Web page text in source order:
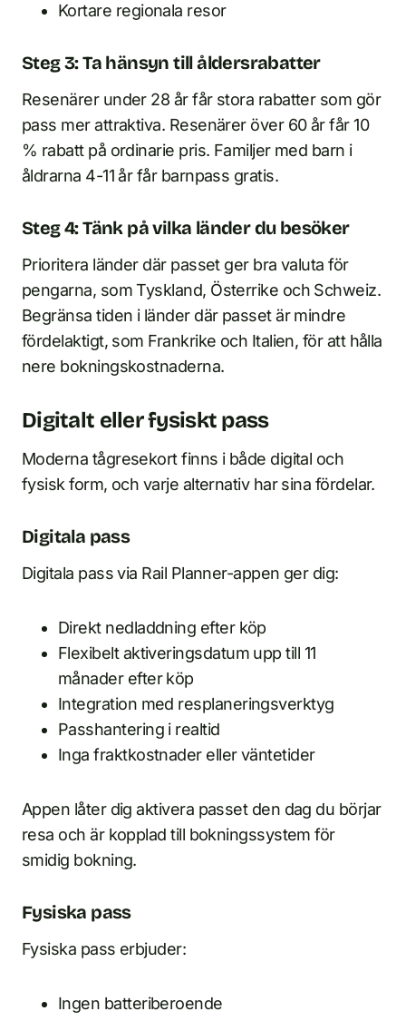
Kortare regionala resor
Steg 3: Ta hänsyn till åldersrabatter
Resenärer under 28 år får stora rabatter som gör
pass mer attraktiva. Resenärer över 60 år får 10
% rabatt på ordinarie pris. Familjer med barn i
åldrarna 4-11 år får barnpass gratis.
Steg 4: Tänk på vilka länder du besöker
Prioritera länder där passet ger bra valuta för
pengarna, som Tyskland, Österrike och Schweiz.
Begränsa tiden i länder där passet är mindre
fördelaktigt, som Frankrike och Italien, för att hålla
nere bokningskostnaderna.
Digitalt eller fysiskt pass
Moderna tågresekort finns i både digital och
fysisk form, och varje alternativ har sina fördelar.
Digitala pass
Digitala pass via Rail Planner-appen ger dig:
Direkt nedladdning efter köp
Flexibelt aktiveringsdatum upp till 11
månader efter köp
Integration med resplaneringsverktyg
Passhantering i realtid
Inga fraktkostnader eller väntetider
Appen låter dig aktivera passet den dag du börjar
resa och är kopplad till bokningssystem för
smidig bokning.
Fysiska pass
Fysiska pass erbjuder:
Ingen batteriberoende